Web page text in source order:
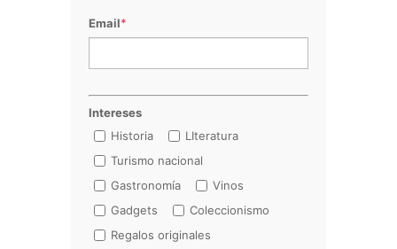
Email*
Intereses
Historia
LIteratura
Turismo nacional
Gastronomía
Vinos
Gadgets
Coleccionismo
Regalos originales